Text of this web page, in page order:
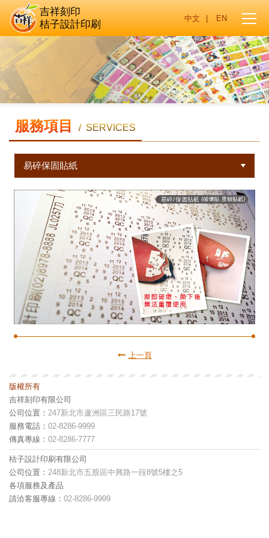
吉祥刻印
桔子設計印刷
服務項目 / SERVICES
易碎保固貼紙
上一頁
版權所有
吉祥刻印有限公司
公司位置： 247新北市蘆洲區三民路17號
服務電話： 02-8286-9999
傳真專線： 02-8286-7777
桔子設計印刷有限公司
公司位置： 248新北市五股區中興路一段8號5樓之5
各項服務及產品
請洽客服專線： 02-8286-9999